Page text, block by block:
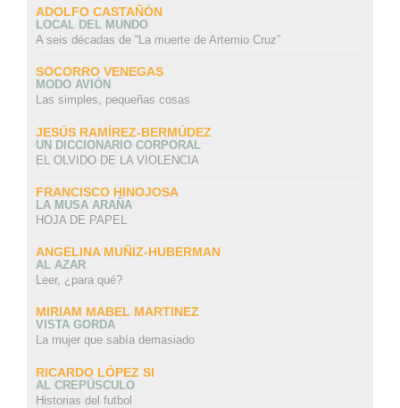
ADOLFO CASTAÑÓN
LOCAL DEL MUNDO
A seis décadas de “La muerte de Artemio Cruz”
SOCORRO VENEGAS
MODO AVIÓN
Las simples, pequeñas cosas
JESÚS RAMÍREZ-BERMÚDEZ
UN DICCIONARIO CORPORAL
EL OLVIDO DE LA VIOLENCIA
FRANCISCO HINOJOSA
LA MUSA ARAÑA
HOJA DE PAPEL
ANGELINA MUÑIZ-HUBERMAN
AL AZAR
Leer, ¿para qué?
MIRIAM MABEL MARTINEZ
VISTA GORDA
La mujer que sabía demasiado
RICARDO LÓPEZ SI
AL CREPÚSCULO
Historias del futbol